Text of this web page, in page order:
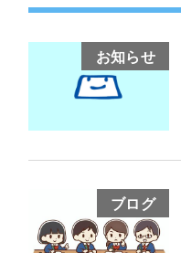
お知らせ
ブログ